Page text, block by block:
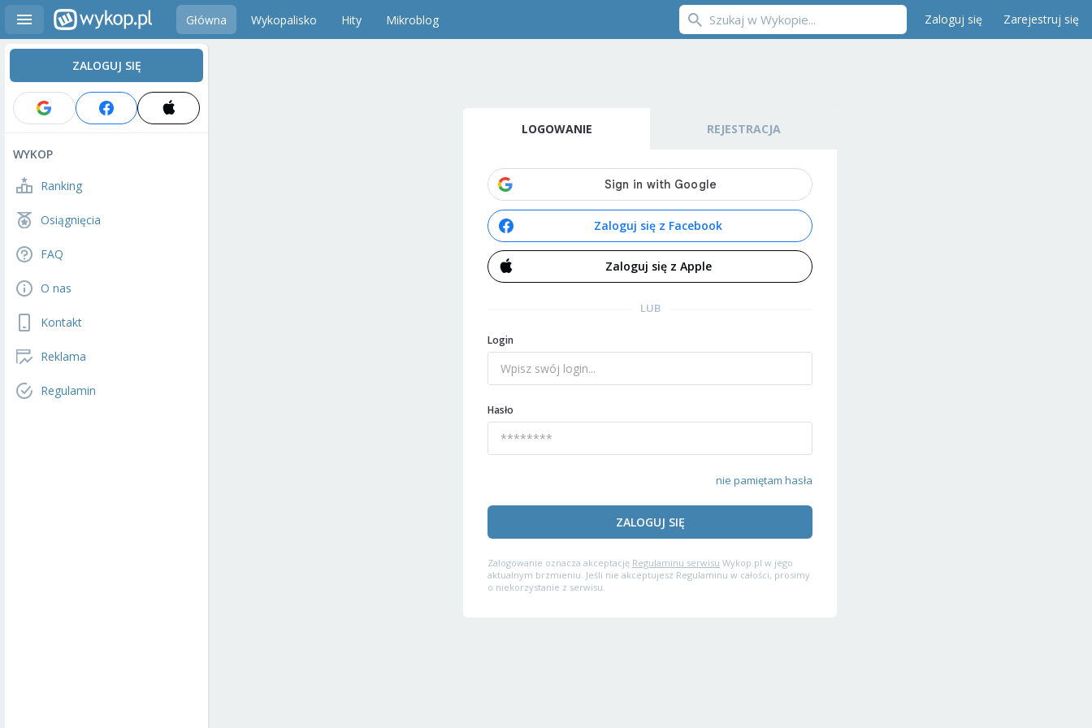
Główna Wykopalisko Hity Mikroblog Zaloguj się Zarejestruj się
ZALOGUJ SIĘ
WYKOP
Ranking
Osiągnięcia
FAQ
O nas
Kontakt
Reklama
Regulamin
LOGOWANIE REJESTRACJA
Zaloguj się z Facebook
Zaloguj się z Apple
LUB
Login
Hasło
nie pamiętam hasła
ZALOGUJ SIĘ
Zalogowanie oznacza akceptację Regulaminu serwisu Wykop.pl w jego
aktualnym brzmieniu. Jeśli nie akceptujesz Regulaminu w całości, prosimy
o niekorzystanie z serwisu.